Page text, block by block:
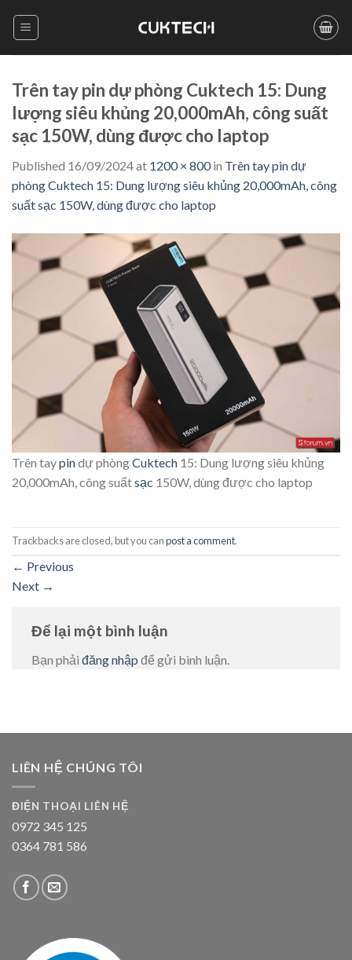
Trên tay pin dự phòng Cuktech 15: Dung
lượng siêu khủng 20,000mAh, công suất
sạc 150W, dùng được cho laptop
Published 16/09/2024at 1200 × 800in Trên tay pin dự
phòng Cuktech 15: Dung lượng siêu khủng 20,000mAh, công
suất sạc 150W, dùng được cho laptop
Trên taypindự phòngCuktech 15: Dung lượng siêu khủng
20,000mAh, công suấtsạc 150W, dùng được cho laptop
Trackbacks are closed, but you canpost a comment.
← Previous
Next →
Để lại một bình luận
Bạn phải đăng nhập để gửi bình luận.
LIÊN HỆ CHÚNG TÔI
ĐIỆN THOẠI LIÊN HỆ
0972 345 125
0364 781 586